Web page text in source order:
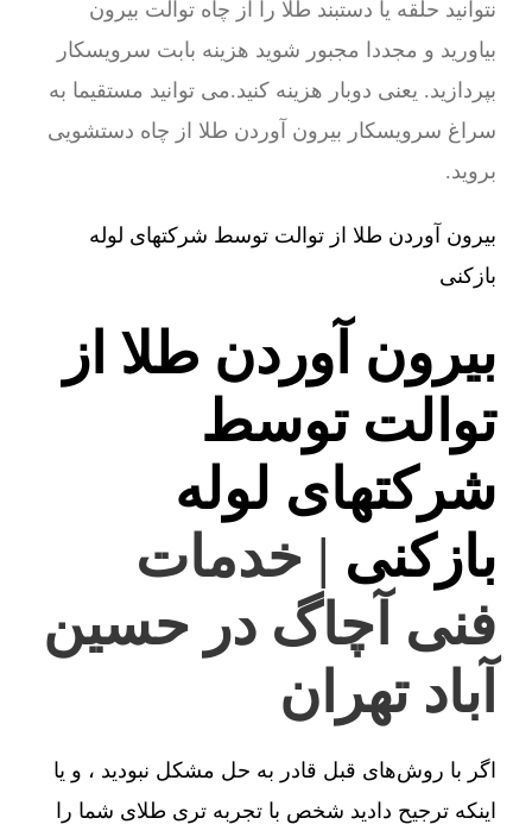
نتوانید حلقه یا دستبند طلا را از چاه توالت بیرون
بیاورید و مجددا مجبور شوید هزینه بابت سرویسکار
بپردازید. یعنی دوبار هزینه کنید.می توانید مستقیما به
سراغ سرویسکار بیرون آوردن طلا از چاه دستشویی
بروید.
بیرون آوردن طلا از توالت توسط شرکتهای لوله
بازکنی
بیرون آوردن طلا از
توالت توسط
شرکتهای لوله
بازکنی | خدمات
فنی آچاگ در حسین
آباد تهران
اگر با روش‌های قبل قادر به حل مشکل نبودید ، و یا
اینکه ترجیح دادید شخص با تجربه تری طلای شما را